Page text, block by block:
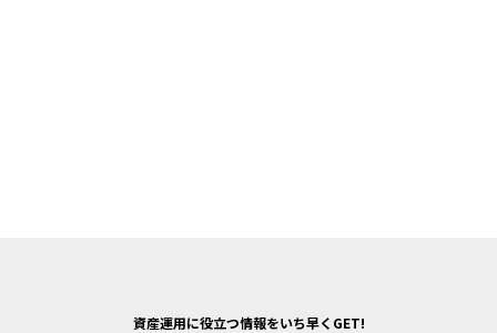
資産運用に役立つ情報をいち早くGET!